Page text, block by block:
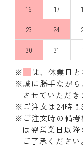
16 17
23 24
30 31
※
は、休業日と
※誠に勝手ながら
させていただき
※ご注文は24時間
※ご注文時の備考
は翌営業日以降
ご了承ください。